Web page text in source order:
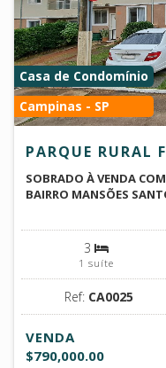
Casa de Condomínio
Campinas - SP
PARQUE RURAL
SOBRADO À VENDA
BAIRRO MANSÕES
3
1 suíte
Ref: CA0025
VENDA
$790,000.00